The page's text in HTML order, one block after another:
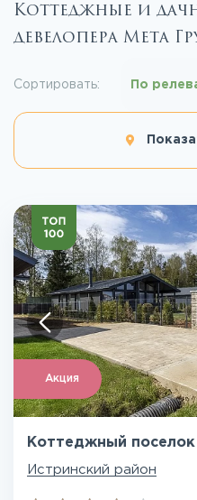
Коттеджные и
девелопера Мета
Сортировать: По
Акция
Коттеджный
Истринский район